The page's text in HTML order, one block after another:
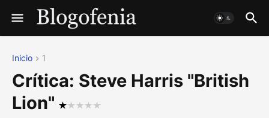
Inicio 1
Crítica: Steve Harris "British
Lion"